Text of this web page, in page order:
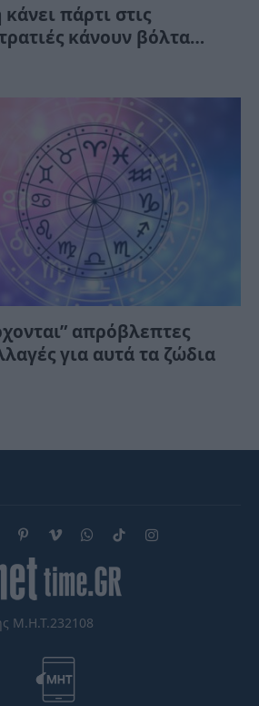
πάρτι στις
κάνουν βόλτα
δρόμους (Βίντεο)
απρόβλεπτες
για αυτά τα ζώδια
PinterestVimeoWhatsApp
TikTokInstagram
Μ.Η.Τ.232108